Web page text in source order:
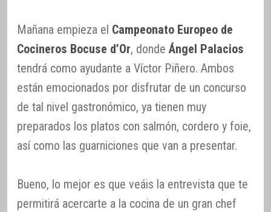
Mañana empieza el Campeonato Europeo de
Cocineros Bocuse d’Or, donde Ángel Palacios
tendrá como ayudante a Víctor Piñero. Ambos
están emocionados por disfrutar de un concurso
de tal nivel gastronómico, ya tienen muy
preparados los platos con salmón, cordero y foie,
así como las guarniciones que van a presentar.
Bueno, lo mejor es que veáis la entrevista que te
permitirá acercarte a la cocina de un gran chef